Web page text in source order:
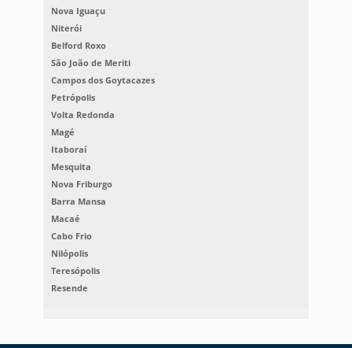
Nova Iguaçu
Niterói
Belford Roxo
São João de Meriti
Campos dos Goytacazes
Petrópolis
Volta Redonda
Magé
Itaboraí
Mesquita
Nova Friburgo
Barra Mansa
Macaé
Cabo Frio
Nilópolis
Teresópolis
Resende